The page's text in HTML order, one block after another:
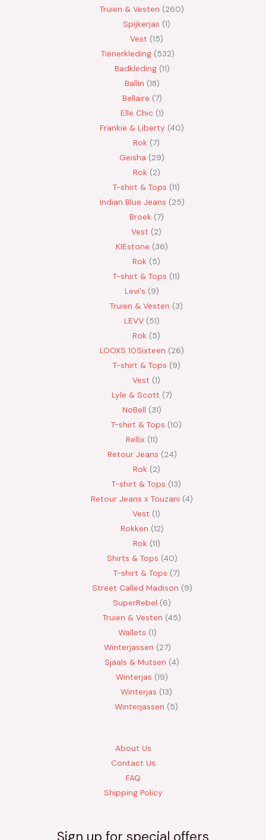
Truien & Vesten
260
Spijkerjas 1
Vest 15
Tienerkleding 532
Badkleding 11
Ballin 18
Bellaire 7
Elle Chic 1
Frankie & Liberty 40
Rok 7
Geisha
29
Rok 2
T-shirt & Tops 11
Indian Blue Jeans 25
Broek 7
Vest
2
KIEstone
36
Rok
5
T-shirt & Tops 11
Levi's
9
Truien & Vesten
3
LEVV 51
Rok
5
LOOXS 10Sixteen
26
T-shirt & Tops 9
Vest 1
Lyle & Scott 7
NoBell
31
T-shirt & Tops 10
Rellix 11
Retour Jeans 24
Rok 2
T-shirt & Tops 13
Retour Jeans x Touzani 4
Vest 1
Rokken 12
Rok 11
Shirts & Tops 40
T-shirt & Tops 7
Street Called Madison 9
SuperRebel
6
Truien & Vesten 45
Wallets 1
Winterjassen
27
Sjaals & Mutsen 4
Winterjas 19
Winterjas 13
Winterjassen
5
About Us
Contact Us
FAQ
Shipping Policy
Sign up for special offers